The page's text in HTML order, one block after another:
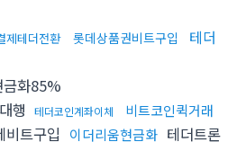
제테더전환 롯데상품권비트구입
테더
금화85%
행 테더코인계좌이체 비트코인퀵거래
비트구입 이더리움현금화 테더트론